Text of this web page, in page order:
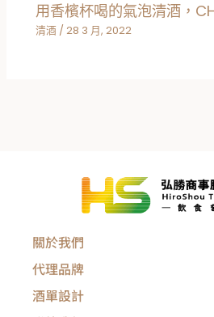
用香檳杯喝的氣泡清酒，
清酒 /28 3 月, 2022
關於我們
代理品牌
酒單設計